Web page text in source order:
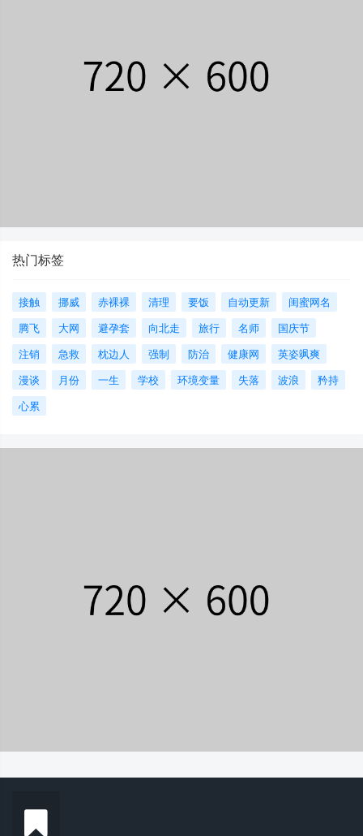
热门标签
接触 挪威 赤裸裸 清理 要饭 自动更新
闺蜜网名
腾飞
大网 避孕套 向北走 旅行 名师
国庆节
注销
急救 枕边人 强制 防治 健康网
英姿飒爽
漫谈
月份 一生 学校 环境变量 失落 波浪
矜持
心累